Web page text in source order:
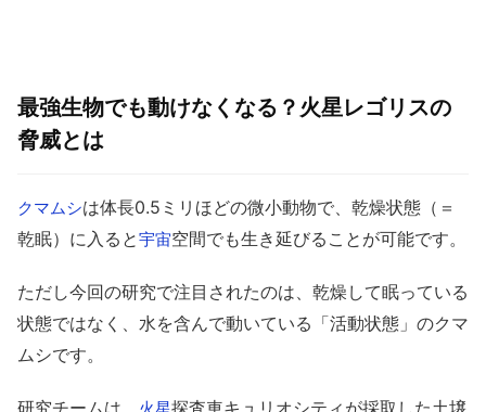
最強生物でも動けなくなる？火星レゴリスの
脅威とは
クマムシは体長0.5ミリほどの微小動物で、乾燥状態（＝
乾眠）に入ると宇宙空間でも生き延びることが可能です。
ただし今回の研究で注目されたのは、乾燥して眠っている
状態ではなく、水を含んで動いている「活動状態」のクマ
ムシです。